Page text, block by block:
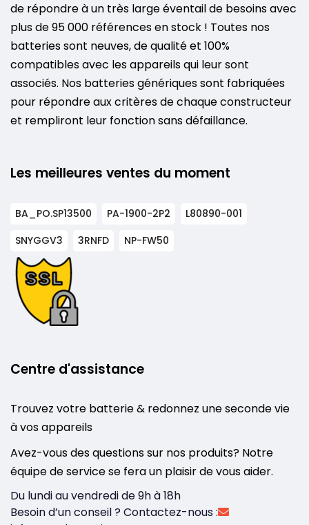
de répondre à un très large éventail de besoins avec
plus de 95 000 références en stock ! Toutes nos
batteries sont neuves, de qualité et 100%
compatibles avec les appareils qui leur sont
associés. Nos batteries génériques sont fabriquées
pour répondre aux critères de chaque constructeur
et rempliront leur fonction sans défaillance.
Les meilleures ventes du moment
BA_PO.SP13500 PA-1900-2P2
L80890-001
SNYGGV3
3RNFD NP-FW50
Centre d'assistance
Trouvez votre batterie & redonnez une seconde vie
à vos appareils
Avez-vous des questions sur nos produits? Notre
équipe de service se fera un plaisir de vous aider.
Du lundi au vendredi de 9h à 18h
Besoin d’un conseil ? Contactez-nous :